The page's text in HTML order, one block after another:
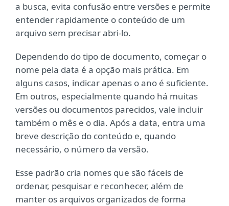
a busca, evita confusão entre versões e permite
entender rapidamente o conteúdo de um
arquivo sem precisar abri-lo.
Dependendo do tipo de documento, começar o
nome pela data é a opção mais prática. Em
alguns casos, indicar apenas o ano é suficiente.
Em outros, especialmente quando há muitas
versões ou documentos parecidos, vale incluir
também o mês e o dia. Após a data, entra uma
breve descrição do conteúdo e, quando
necessário, o número da versão.
Esse padrão cria nomes que são fáceis de
ordenar, pesquisar e reconhecer, além de
manter os arquivos organizados de forma